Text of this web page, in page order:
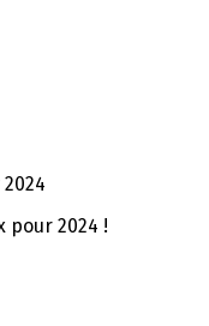
pour 2024 !